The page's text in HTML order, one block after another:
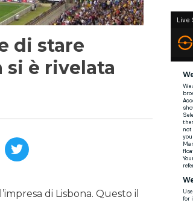
di stare
si è rivelata
di Lisbona. Questo il